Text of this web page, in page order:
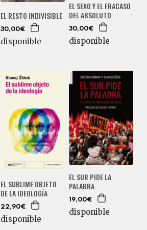
EL RESTO INDIVISIBLE
30,00€
disponible
EL SEXO Y EL FRACASO
DEL ABSOLUTO
30,00€
disponible
EL SUBLIME OBJETO
DE LA IDEOLOGÍA
22,90€
disponible
EL SUR PIDE LA
PALABRA
19,00€
disponible